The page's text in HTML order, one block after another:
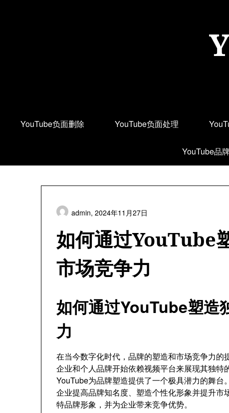
YouTube负面删除 YouTube负面处理
YouTube品
如何通过YouTube
市场竞争力
admin, 2024年11月27日
如何通过YouTube塑造
力
在当今数字化时代，品牌的塑造和市场竞争力
企业和个人品牌开始依赖视频平台来展现其独特
YouTube为品牌塑造提供了一个极具潜力的舞
企业提高品牌知名度、塑造个性化形象并提升
特品牌形象，并为企业带来竞争优势。